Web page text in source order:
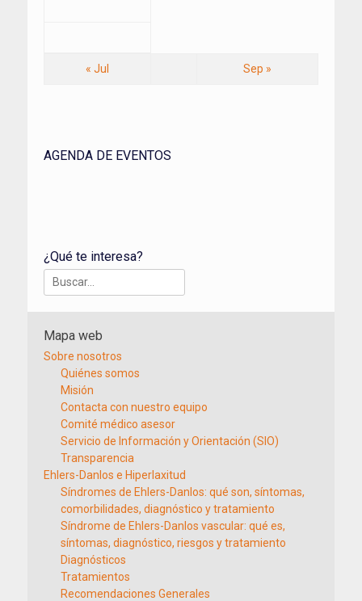
« Jul Sep »
AGENDA DE EVENTOS
¿Qué te interesa?
Buscar:
Mapa web
Sobre nosotros
Quiénes somos
Misión
Contacta con nuestro equipo
Comité médico asesor
Servicio de Información y Orientación (SIO)
Transparencia
Ehlers-Danlos e Hiperlaxitud
Síndromes de Ehlers-Danlos: qué son, síntomas,
comorbilidades, diagnóstico y tratamiento
Síndrome de Ehlers-Danlos vascular: qué es,
síntomas, diagnóstico, riesgos y tratamiento
Diagnósticos
Tratamientos
Recomendaciones Generales